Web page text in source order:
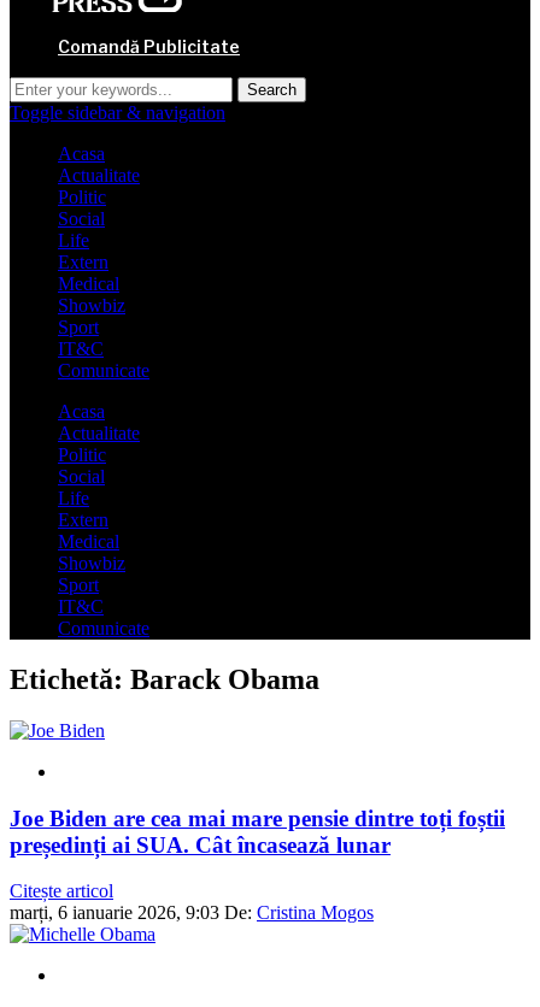
Comandă Publicitate
Toggle sidebar & navigation
Acasa
Actualitate
Politic
Social
Life
Extern
Medical
Showbiz
Sport
IT&C
Comunicate
Acasa
Actualitate
Politic
Social
Life
Extern
Medical
Showbiz
Sport
IT&C
Comunicate
Etichetă: Barack Obama
Joe Biden are cea mai mare pensie dintre toți foștii
președinți ai SUA. Cât încasează lunar
Citește articol
marți, 6 ianuarie 2026, 9:03 De: Cristina Mogos